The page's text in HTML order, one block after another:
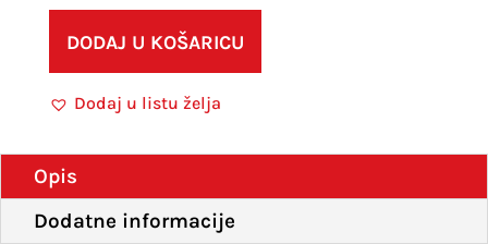
DODAJ U KOŠARICU
Dodaj u listu želja
Opis
Dodatne informacije